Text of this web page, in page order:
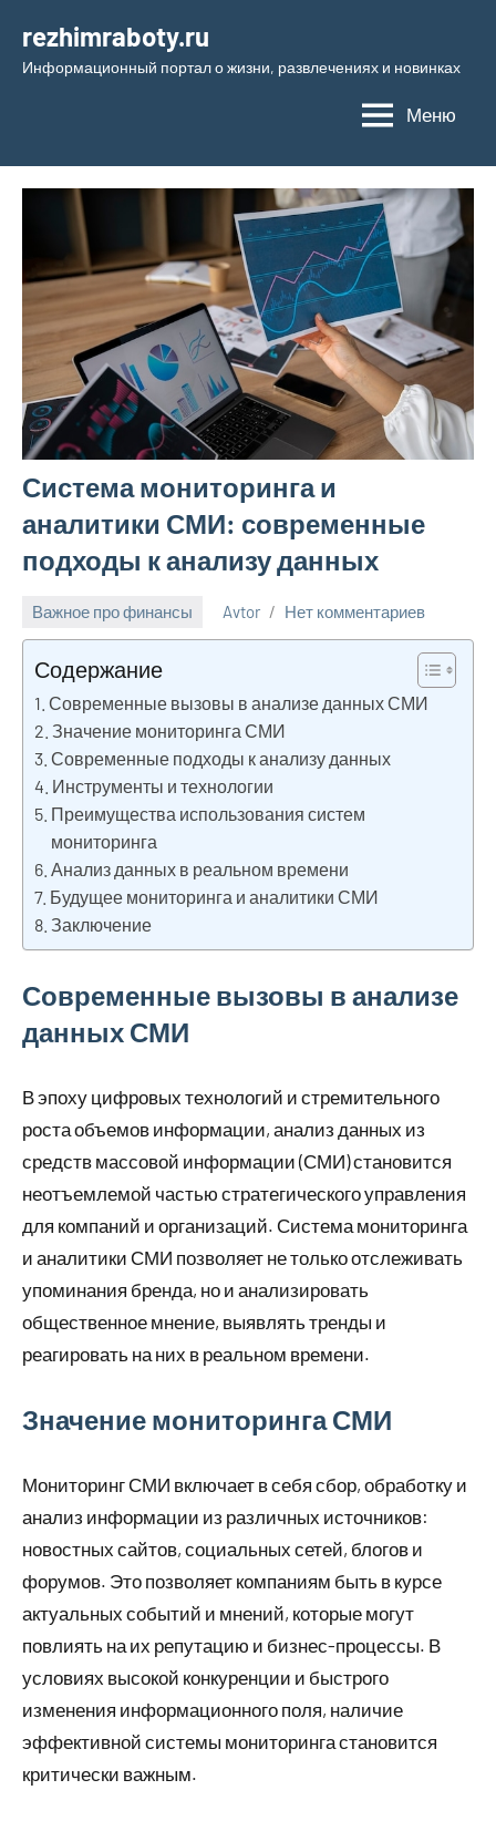
содержимому
rezhimraboty.ru
Информационный портал о жизни, развлечениях и новинках
Меню
Система мониторинга и
аналитики СМИ: современные
подходы к анализу данных
Важное про финансы
2025
Avtor Нет комментариев
Содержание
Современные вызовы в анализе данных СМИ
Значение мониторинга СМИ
Современные подходы к анализу данных
Инструменты и технологии
Преимущества использования систем
мониторинга
Анализ данных в реальном времени
Будущее мониторинга и аналитики СМИ
Заключение
Современные вызовы в анализе
данных СМИ
В эпоху цифровых технологий и стремительного
роста объемов информации, анализ данных из
средств массовой информации (СМИ) становится
неотъемлемой частью стратегического управления
для компаний и организаций. Система мониторинга
и аналитики СМИ позволяет не только отслеживать
упоминания бренда, но и анализировать
общественное мнение, выявлять тренды и
реагировать на них в реальном времени.
Значение мониторинга СМИ
Мониторинг СМИ включает в себя сбор, обработку и
анализ информации из различных источников:
новостных сайтов, социальных сетей, блогов и
форумов. Это позволяет компаниям быть в курсе
актуальных событий и мнений, которые могут
повлиять на их репутацию и бизнес-процессы. В
условиях высокой конкуренции и быстрого
изменения информационного поля, наличие
эффективной системы мониторинга становится
критически важным.